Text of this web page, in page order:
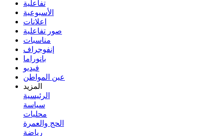
تفاعلية
الأسبوعية
اعلانات
صور تفاعلية
مناسبات
إنفوجراف
بانوراما
فيديو
عين المواطن
المزيد
الرئيسية
سياسة
محليات
الحج والعمرة
رياضة